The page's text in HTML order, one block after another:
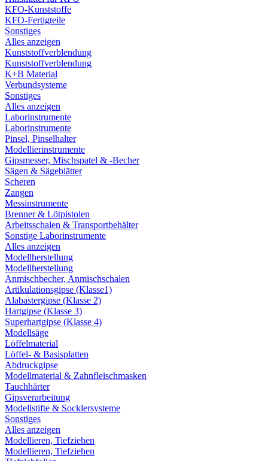
KFO-Kunststoffe
KFO-Fertigteile
Sonstiges
Alles anzeigen
Kunststoffverblendung
Kunststoffverblendung
K+B Material
Verbundsysteme
Sonstiges
Alles anzeigen
Laborinstrumente
Laborinstrumente
Pinsel, Pinselhalter
Modellierinstrumente
Gipsmesser, Mischspatel & -Becher
Sägen & Sägeblätter
Scheren
Zangen
Messinstrumente
Brenner & Lötpistolen
Arbeitsschalen & Transportbehälter
Sonstige Laborinstrumente
Alles anzeigen
Modellherstellung
Modellherstellung
Anmischbecher, Anmischschalen
Artikulationsgipse (Klasse1)
Alabastergipse (Klasse 2)
Hartgipse (Klasse 3)
Superhartgipse (Klasse 4)
Modellsäge
Löffelmaterial
Löffel- & Basisplatten
Abdruckgipse
Modellmaterial & Zahnfleischmasken
Tauchhärter
Gipsverarbeitung
Modellstifte & Socklersysteme
Sonstiges
Alles anzeigen
Modellieren, Tiefziehen
Modellieren, Tiefziehen